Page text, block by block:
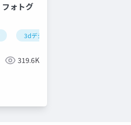
ォトグ
3dデジタルアーカイブ
319.6K